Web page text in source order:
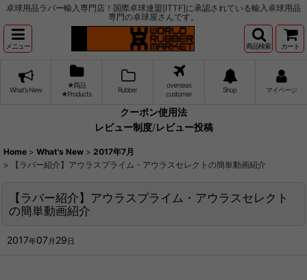
卓球用品ラバー輸入専門店！国際卓球連盟[ITTF]に承認されている輸入卓球用品
専門の卓球屋さんです。
メニュー 商品検索 カート
What's New
★商品
★Products
Rubber
overseas
customer
Shop マイページ
クーポン使用法
レビュー制度/レビュー投稿
Home > What's New > 2017年7月
>
【ラバー紹介】アウラスプライム・アウラスセレクトの簡単動画紹介
【ラバー紹介】アウラスプライム・アウラスセレクト
の簡単動画紹介
2017年07 月 29 日